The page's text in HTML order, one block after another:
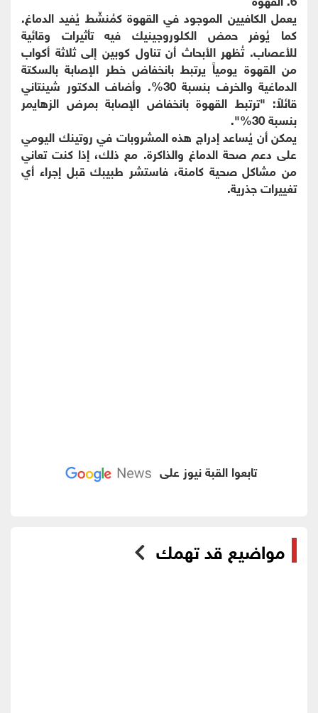
يعمل الكافيين الموجود في القهوة كمُنشّط يُفيد الدماغ.
كما يُوفر حمض الكلوروجينيك فيه تأثيرات وقائية
للأعصاب. تُظهر الأبحاث أن تناول كوبين إلى ثلاثة أكواب
من القهوة يومياً يرتبط بانخفاض خطر الإصابة بالسكتة
الدماغية والخرف بنسبة 30%. وأضاف الدكتور شينتاني
قائلاً: "ترتبط القهوة بانخفاض الإصابة بمرض الزهايمر
بنسبة 30%".
يمكن أن يُساعد إدراج هذه المشروبات في روتينك اليومي
على دعم صحة الدماغ والذاكرة. مع ذلك، إذا كنت تعاني
من مشاكل صحية كامنة، فاستشر طبيبك قبل إجراء أي
تغييرات جذرية.
تابعوا القبة نيوز على
مواضيع قد تهمك